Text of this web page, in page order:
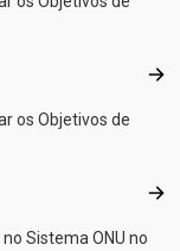
os Objetivos de
Sistema ONU no